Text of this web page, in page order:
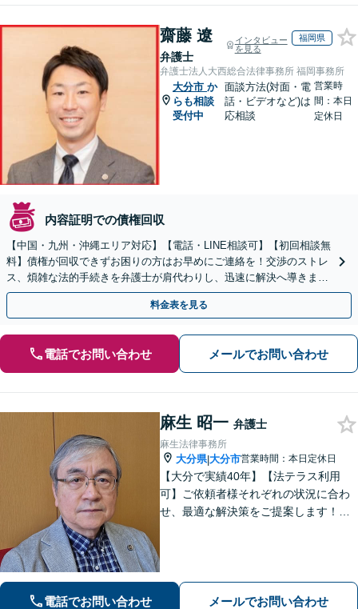
齋藤 遼
弁護士
インタビュー
を見る
福岡県
弁護士法人大西総合法律事務所 福岡事務所
大分市 か
らも相談
受付中
面談方法(対面・電
話・ビデオなど)は
応相談
営業時
間：本日
定休日
内容証明での債権回収
【中国・九州・沖縄エリア対応】【電話・LINE相談可】【初回相談無
料】債権が回収できずお困りの方はお早めにご連絡を！交渉のストレ
ス、煩雑な法的手続きを弁護士が肩代わりし、迅速に解決へ導きま
す。個人事業主の方もご相談ください。
料金表を見る
電話でお問い合わせ メールでお問い合わせ
麻生 昭一 弁護士
麻生法律事務所
大分県|大分市営業時間：本日定休日
【大分で実績40年】【法テラス利用
可】ご依頼者様それぞれの状況に合わ
せ、最適な解決策をご提案します！緊
す。どうぞお気軽にお話しください。
【休日面談可】
電話でお問い合わせ メールでお問い合わせ